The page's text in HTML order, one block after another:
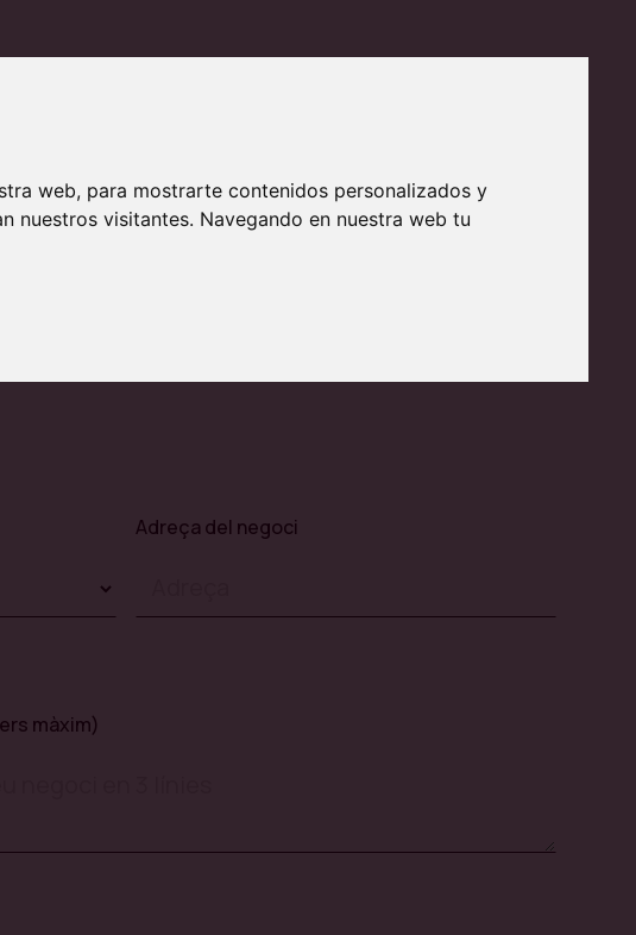
web, para mostrarte contenidos personalizados y
nuestros visitantes. Navegando en nuestra web tu
màxim)
Adreça del negoci